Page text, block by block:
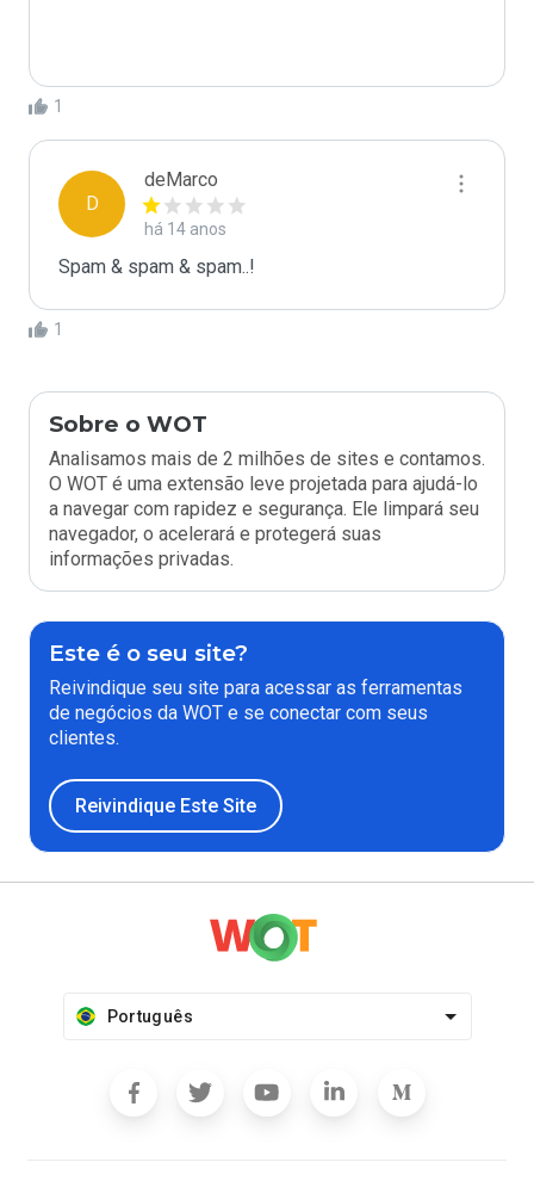
1
D
deMarco
há 14 anos
Spam & spam & spam..!
1
Sobre o WOT
Analisamos mais de 2 milhões de sites e contamos.
O WOT é uma extensão leve projetada para ajudá-lo
a navegar com rapidez e segurança. Ele limpará seu
navegador, o acelerará e protegerá suas
informações privadas.
Este é o seu site?
Reivindique seu site para acessar as ferramentas
de negócios da WOT e se conectar com seus
clientes.
Reivindique Este Site
Português